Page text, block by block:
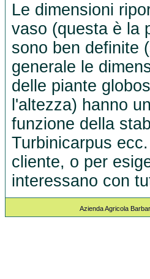
Le dimensioni
vaso (questa è la
sono ben definite
generale le
delle piante
l'altezza) hanno
funzione della
Turbinicarpus
cliente, o per
interessano con
Azienda Agricola